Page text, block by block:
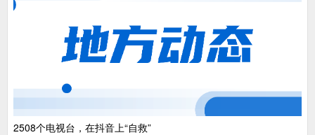
2508个电视台，在抖音上“自救”